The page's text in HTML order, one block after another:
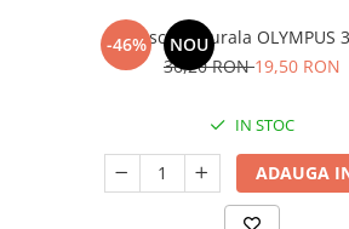
-46% NOU
Frisca Naturala OLYMPUS
36,20 RON19,50 RON
IN STOC
ADAUGA